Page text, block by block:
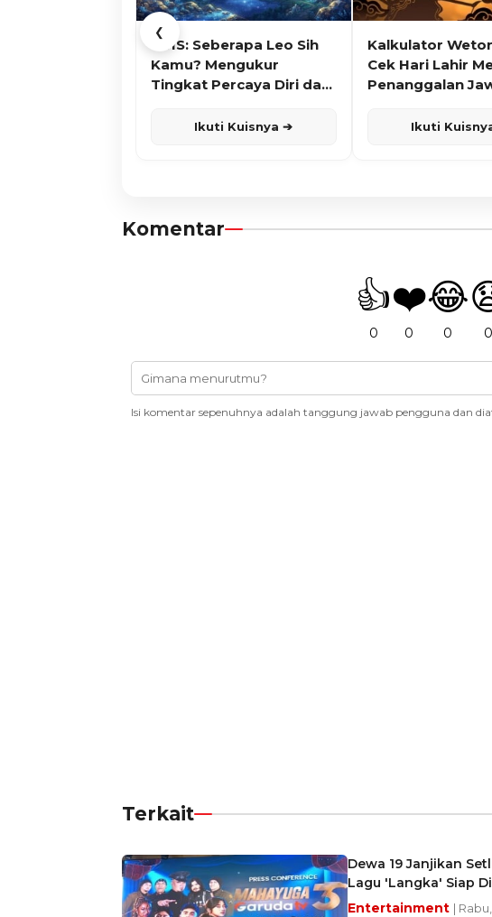
❮
KUIS: Seberapa Leo Sih
Kamu? Mengukur
Tingkat Percaya Diri dan
Ikuti Kuisnya ➔
Kalkulator
Cek Hari Lahir
Penanggalan
Ikuti
Komentar
👍
0
❤️
0
😂
0 0
Isi komentar sepenuhnya adalah tanggung jawab pengguna dan
Terkait
Dewa 19 Janjikan
Lagu 'Langka' Siap
Entertainment |